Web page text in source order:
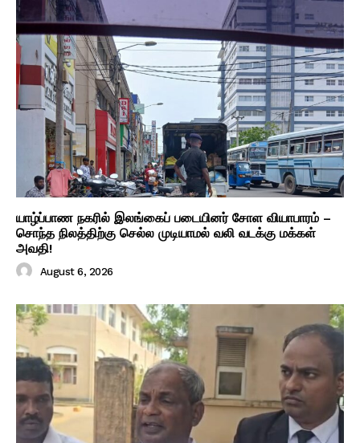
யாழ்ப்பாண நகரில் இலங்கைப் படையினர் சோள வியாபாரம் –
சொந்த நிலத்திற்கு செல்ல முடியாமல் வலி வடக்கு மக்கள்
அவதி!
August 6, 2026